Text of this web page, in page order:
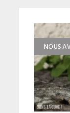
NOUS